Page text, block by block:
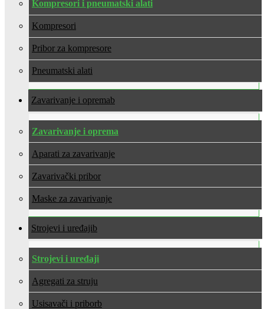
Kompresori i pneumatski alati
Kompresori
Pribor za kompresore
Pneumatski alati
Zavarivanje i oprema
Zavarivanje i oprema
Aparati za zavarivanje
Zavarivački pribor
Maske za zavarivanje
Strojevi i uređaji
Strojevi i uređaji
Agregati za struju
Usisavači i pribor